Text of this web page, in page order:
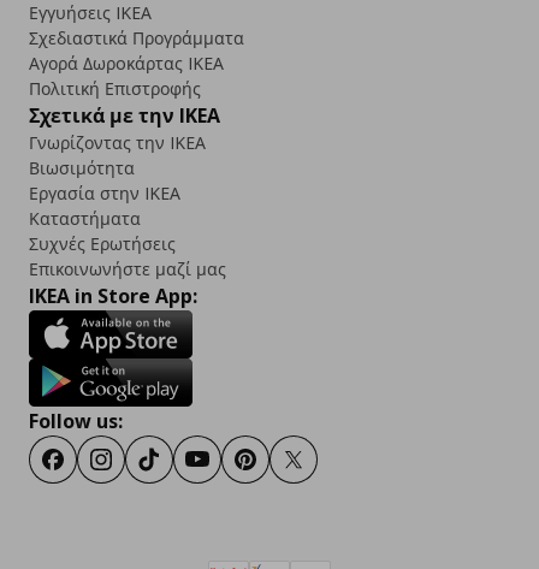
Εγγυήσεις IKEA
Σχεδιαστικά Προγράμματα
Αγορά Δωρoκάρτας IKEA
Πολιτική Επιστροφής
Σχετικά με την IKEA
Γνωρίζοντας την IKEA
Βιωσιμότητα
Εργασία στην IKEA
Καταστήματα
Συχνές Ερωτήσεις
Επικοινωνήστε μαζί μας
IKEA in Store App:
Follow us:
FacebookInstagram
TikTokYoutubePinterestTwitter